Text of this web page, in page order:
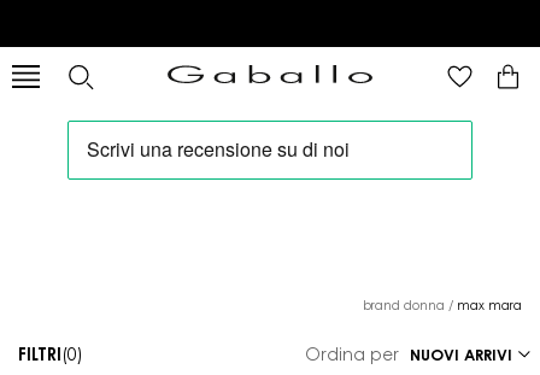
brand donna / max mara
FILTRI (0) Ordina per